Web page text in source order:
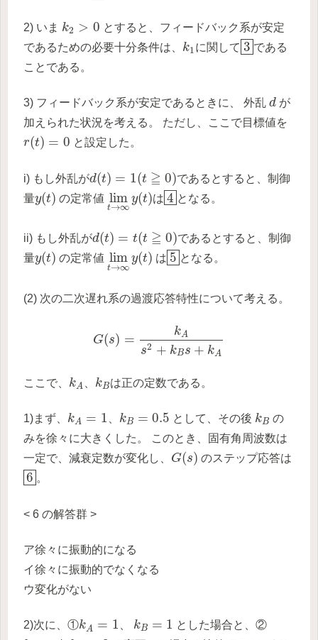
2) いま k2 > 0
k >
とすると、フィードバック系が安定
であるための必要十分条件は、 k1
k 1に関して 3
3
である
ことである。
3) フィードバック系が安定であるときに、 外乱 d
d が
加えられた状況を考える。 ただし、ここで目標値を
r(t) = 0
(t)= と設定した。
i) もし外乱がd(t) = 1(t ≧ 0)
d(t)= t≧0 )
であるとすると、制御
量y(t)
(t) の定常値 lim
t→∞
y(t)
lim →∞y (t)
は 4
4
となる。
ii) もし外乱がd(t) = t(t ≧ 0)
d(t)= ≧ 0
であるとすると、制御
量y(t)
(t) の定常値 lim
t→∞
y(t)
lim →∞ y (t)
は 5
5
となる。
(2) 次の二次遅れ系の過渡応答特性について考える。
G(s) =
kA
s2 + kBs + kA
k
ここで、 kA
k kB
k は正の定数である。
1)まず、 kA = 1
k kB = 0.5
k 0.5 として、その後 kB
k
の
みを徐々に大きくした。 このとき、固有角周波数は
一定で、減衰定数が変化し、 G(s)
G( ) のステップ応答は
6
6
。
< 6 の解答群 >
ア徐々に振動的になる
イ徐々に振動的でなくなる
ウ変化がない
2)次に、①kA = 1
k kB = 1
kB とした場合と、②